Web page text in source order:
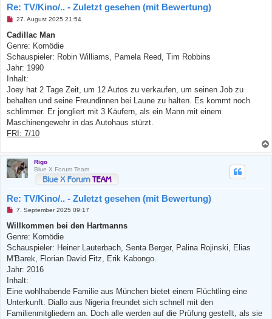
Re: TV/Kino/.. - Zuletzt gesehen (mit Bewertung)
U
g
l
e
e
n
r
B
i
t
a
27. August 2025 21:54
Cadillac Man
Genre: Komödie
Schauspieler: Robin Williams, Pamela Reed, Tim Robbins
Jahr: 1990
Inhalt:
Joey hat 2 Tage Zeit, um 12 Autos zu verkaufen, um seinen Job zu
behalten und seine Freundinnen bei Laune zu halten. Es kommt noch
schlimmer. Er jongliert mit 3 Käufern, als ein Mann mit einem
Maschinengewehr in das Autohaus stürzt.
FRI: 7/10
Rigo
Blue X Forum Team
Re: TV/Kino/.. - Zuletzt gesehen (mit Bewertung)
U
g
l
e
e
n
r
B
i
t
7. September 2025 09:17
Willkommen bei den Hartmanns
Genre: Komödie
Schauspieler: Heiner Lauterbach, Senta Berger, Palina Rojinski, Elias
M'Barek, Florian David Fitz, Erik Kabongo.
Jahr: 2016
Inhalt:
Eine wohlhabende Familie aus München bietet einem Flüchtling eine
Unterkunft. Diallo aus Nigeria freundet sich schnell mit den
Familienmitgliedern an. Doch alle werden auf die Prüfung gestellt, als sie